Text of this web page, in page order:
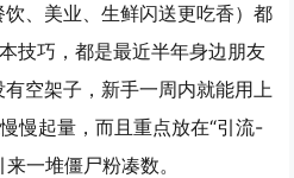
、美业、生鲜闪送更吃香）都
技巧，都是最近半年身边朋友
空架子，新手一周内就能用上
慢起量，而且重点放在“引流-
一堆僵尸粉凑数。